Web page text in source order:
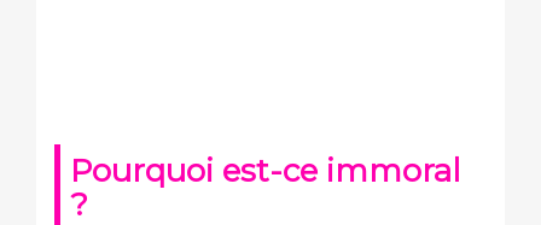
Pourquoi est-ce immoral
?